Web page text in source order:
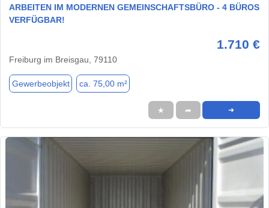
ARBEITEN IM MODERNEN GEMEINSCHAFTSBÜRO - 4 BÜROS
VERFÜGBAR!
1.710 €
Freiburg im Breisgau, 79110
Gewerbeobjekt ca. 75,00 m²
★ ➦ ➜